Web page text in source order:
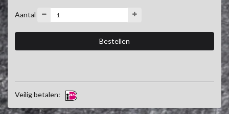
Aantal
Veilig betalen: